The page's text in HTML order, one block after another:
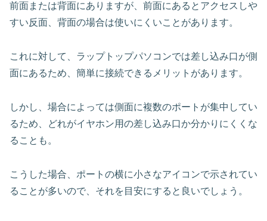
前面または背面にありますが、前面にあるとアクセスしや
すい反面、背面の場合は使いにくいことがあります。
これに対して、ラップトップパソコンでは差し込み口が側
面にあるため、簡単に接続できるメリットがあります。
しかし、場合によっては側面に複数のポートが集中してい
るため、どれがイヤホン用の差し込み口か分かりにくくな
ることも。
こうした場合、ポートの横に小さなアイコンで示されてい
ることが多いので、それを目安にすると良いでしょう。